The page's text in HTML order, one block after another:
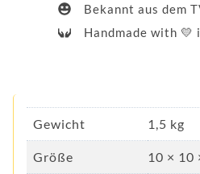
Bekannt aus dem
Handmade with 💛
Gewicht 1,5 kg
Größe 10 × 10